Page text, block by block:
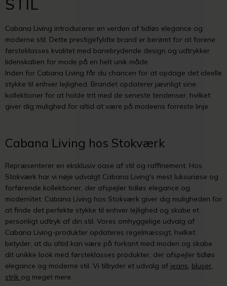
STIL
Cabana Living introducerer en verden af tidløs elegance og
moderne stil. Dette prestigefyldte brand er berømt for at forene
førsteklasses kvalitet med banebrydende design og udtrykker
lidenskaben for mode på en helt unik måde.
Inden for Cabana Living får du chancen for at opdage det ideelle
stykke til enhver lejlighed. Brandet opdaterer jævnligt sine
kollektioner for at holde trit med de seneste tendenser, hvilket
giver dig mulighed for altid at være på modeens forreste linje.
Cabana Living hos Stokværk
Repræsenterer en eksklusiv oase af stil og raffinement. Hos
Stokværk har vi nøje udvalgt Cabana Living's mest luksuriøse og
forførende kollektioner, der afspejler tidløs elegance og
modernitet. Cabana Living hos Stokværk giver dig muligheden for
at finde det perfekte stykke til enhver lejlighed og skabe et
personligt udtryk af din stil. Vores omhyggelige udvalg af
Cabana Living-produkter opdateres regelmæssigt, hvilket
betyder, at du altid kan være på forkant med moden og skabe
dit unikke look med førsteklasses produkter, der afspejler tidløs
elegance og moderne stil. Vi tilbyder et udvalg af jeans, bluser,
strik og meget mere.